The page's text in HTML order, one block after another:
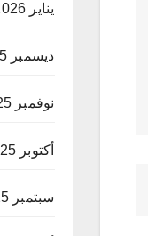
يناير 2026
ديسمبر 2025
نوفمبر 2025
أكتوبر 2025
سبتمبر 2025